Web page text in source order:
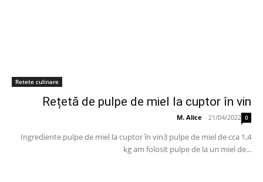
Retete culinare
Rețetă de pulpe de miel la cuptor în vin
M. Alice - 21/04/2022 0
Ingrediente pulpe de miel la cuptor în vin3 pulpe de miel de cca 1,4
kg am folosit pulpe de la un miel de...